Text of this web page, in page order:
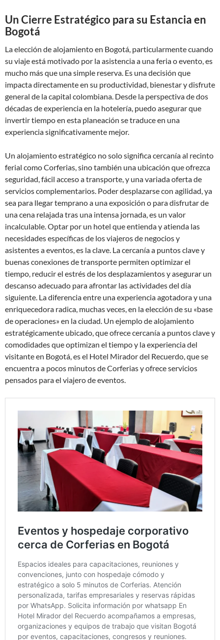
Un Cierre Estratégico para su Estancia en
Bogotá
La elección de alojamiento en Bogotá, particularmente cuando
su viaje está motivado por la asistencia a una feria o evento, es
mucho más que una simple reserva. Es una decisión que
impacta directamente en su productividad, bienestar y disfrute
general de la capital colombiana. Desde la perspectiva de dos
décadas de experiencia en la hotelería, puedo asegurar que
invertir tiempo en esta planeación se traduce en una
experiencia significativamente mejor.
Un alojamiento estratégico no solo significa cercanía al recinto
ferial como Corferias, sino también una ubicación que ofrezca
seguridad, fácil acceso a transporte, y una variada oferta de
servicios complementarios. Poder desplazarse con agilidad, ya
sea para llegar temprano a una exposición o para disfrutar de
una cena relajada tras una intensa jornada, es un valor
incalculable. Optar por un hotel que entienda y atienda las
necesidades específicas de los viajeros de negocios y
asistentes a eventos, es la clave. La cercanía a puntos clave y
buenas conexiones de transporte permiten optimizar el
tiempo, reducir el estrés de los desplazamientos y asegurar un
descanso adecuado para afrontar las actividades del día
siguiente. La diferencia entre una experiencia agotadora y una
enriquecedora radica, muchas veces, en la elección de su «base
de operaciones» en la ciudad. Un ejemplo de alojamiento
estratégicamente ubicado, que ofrece cercanía a puntos clave y
comodidades que optimizan el tiempo y la experiencia del
visitante en Bogotá, es el Hotel Mirador del Recuerdo, que se
encuentra a pocos minutos de Corferias y ofrece servicios
pensados para el viajero de eventos.